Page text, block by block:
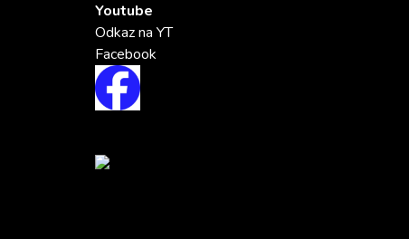
Youtube
Odkaz na YT
Facebook